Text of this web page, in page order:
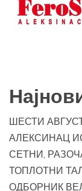
ШЕСТИ
АЛЕКСИНАЦ
СЕТНИ,
ТОПЛОТНИ
ОДБОРНИК